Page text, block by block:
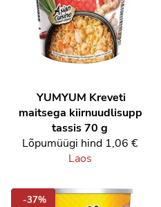
YUMYUM Kreveti
maitsega kiirnuudlisupp
tassis 70 g
Lõpumüügi hind 1,06 €
Laos
-37%